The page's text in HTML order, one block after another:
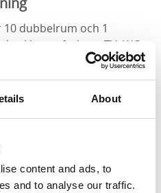
About
content and ads, to
and to analyse our traffic.
dubbelrum och 1
inklusive frukost. TV, WC
badrummen är utrustade
och tvål.
att låna - även
går till entrén och ditt